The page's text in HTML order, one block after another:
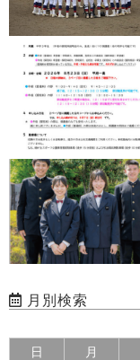
月別検索
日 月